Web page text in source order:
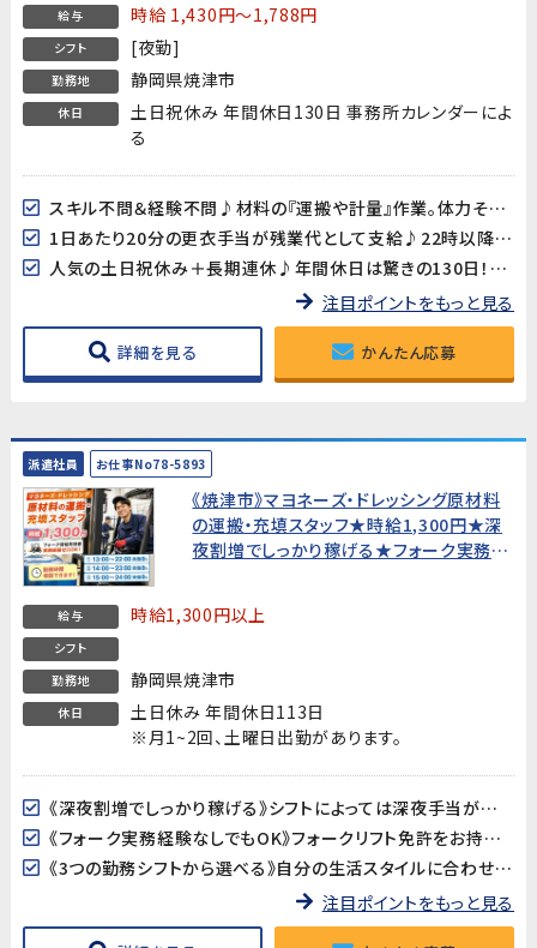
給与 時給 1,430円～1,788円
シフト [夜勤]
勤務地 静岡県焼津市
休日
土日祝休み 年間休日130日 事務所カレンダーによ
る
スキル不問＆経験不問♪材料の『運搬や計量』作業。体力そこそこあればOK！
1日あたり20分の更衣手当が残業代として支給♪22時以降は深夜手当もついてオトクに稼げます☆
人気の土日祝休み＋長期連休♪年間休日は驚きの130日！メリハリつけて働けます
注目ポイントをもっと見る
詳細を見る かんたん応募
派遣社員 お仕事No78-5893
《焼津市》マヨネーズ・ドレッシング原材料
の運搬・充填スタッフ★時給1,300円★深
夜割増でしっかり稼げる★フォーク実務経
給与 時給1,300円以上
シフト
勤務地
静岡県焼津市
休日
土日休み 年間休日113日
※月1~2回、土曜日出勤があります。
《深夜割増でしっかり稼げる》シフトによっては深夜手当が加算されます。月収248,300円以上も目指せます（所定21日・残業10h・深夜42h・シフト③の場合）。
《フォーク実務経験なしでもOK》フォークリフト免許をお持ちであれば、実務経験がなくても歓迎します。フォーク作業は全体の1割程度で、メインは運搬・充填・洗浄作業です。
《3つの勤務シフトから選べる》自分の生活スタイルに合わせてシフトを選択できます。
注目ポイントをもっと見る